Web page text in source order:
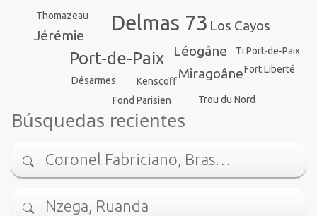
Delmas 73
Port-de-Paix Léogâne
Los Cayos
Jérémie
Miragoâne
Thomazeau
Kenscoff
Ti Port-de-Paix
Fond Parisien
Désarmes
Fort Liberté
Trou du Nord
Búsquedas recientes
Coronel Fabriciano, Bras…
Nzega, Ruanda